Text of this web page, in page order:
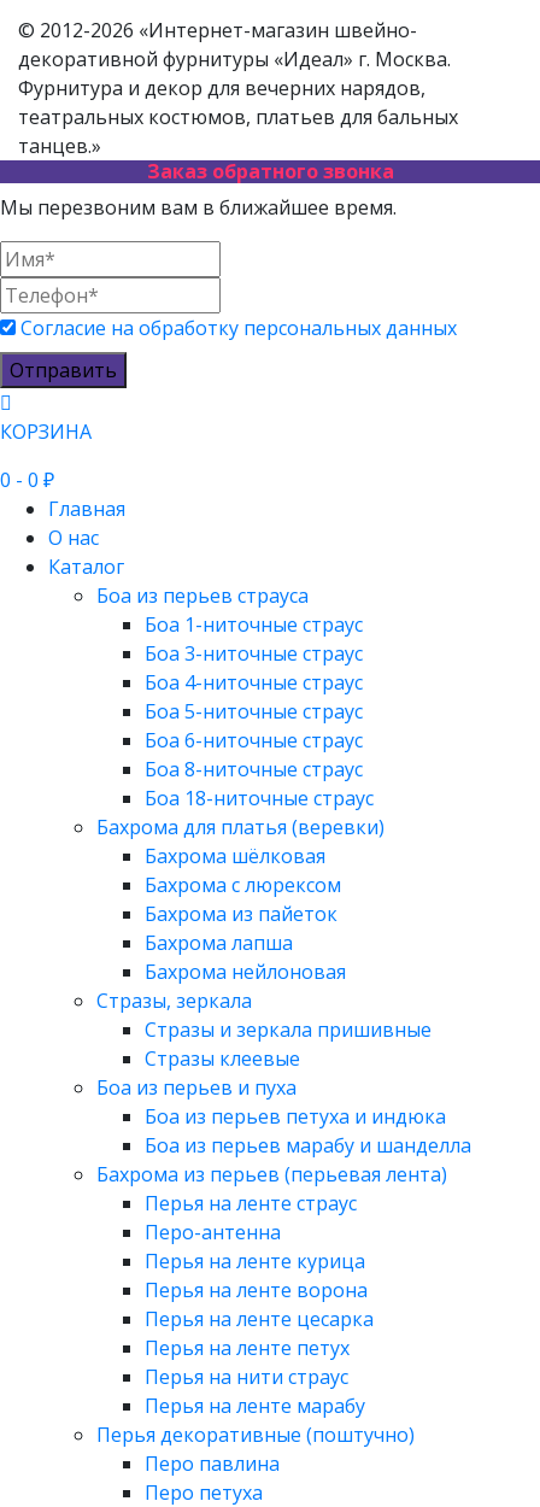
© 2012-2026 «Интернет-магазин швейно-
декоративной фурнитуры «Идеал» г. Москва.
Фурнитура и декор для вечерних нарядов,
театральных костюмов, платьев для бальных
танцев.»
Заказ обратного звонка
Мы перезвоним вам в ближайшее время.
Согласие на обработку персональных данных
Отправить
КОРЗИНА
0 - 0 ₽
Главная
О нас
Каталог
Боа из перьев страуса
Боа 1-ниточные страус
Боа 3-ниточные страус
Боа 4-ниточные страус
Боа 5-ниточные страус
Боа 6-ниточные страус
Боа 8-ниточные страус
Боа 18-ниточные страус
Бахрома для платья (веревки)
Бахрома шёлковая
Бахрома с люрексом
Бахрома из пайеток
Бахрома лапша
Бахрома нейлоновая
Стразы, зеркала
Стразы и зеркала пришивные
Стразы клеевые
Боа из перьев и пуха
Боа из перьев петуха и индюка
Боа из перьев марабу и шанделла
Бахрома из перьев (перьевая лента)
Перья на ленте страус
Перо-антенна
Перья на ленте курица
Перья на ленте ворона
Перья на ленте цесарка
Перья на ленте петух
Перья на нити страус
Перья на ленте марабу
Перья декоративные (поштучно)
Перо павлина
Перо петуха